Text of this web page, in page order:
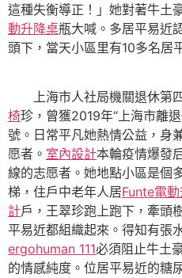
這種失衡導正！」她對著牛土
動升降桌瓶大喊。多居平易近
頭下，當天小區里有10多名居
上海市人社局機關退休第
椅珍，曾獲2019年“上海市離
號。日常平凡她熱情公益，身
愿者。 室內設計本輪疫情爆發
線的志愿者。她地點小區是個
梯，住戶中老年人居Funte電
計戶，王翠珍跑上跑下，牽頭
平易近都組織起來。得知有張
ergohuman 111必須阻止牛土
的情感純度。位居平易近的糖